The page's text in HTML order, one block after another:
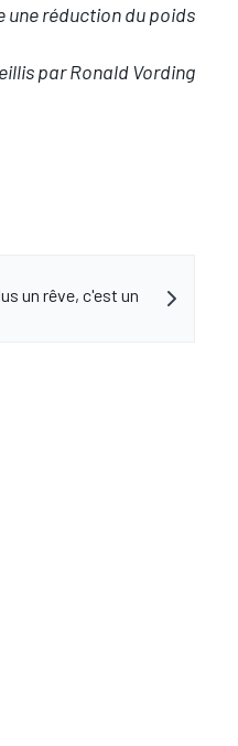
une réduction du poids
par Ronald Vording
un rêve, c'est un